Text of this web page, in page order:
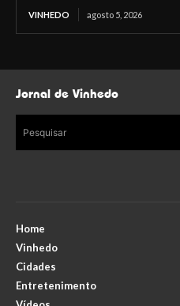
VINHEDO agosto 5, 2026
Jornal de Vinhedo
Pesquisar
Home
Vinhedo
Cidades
Entretenimento